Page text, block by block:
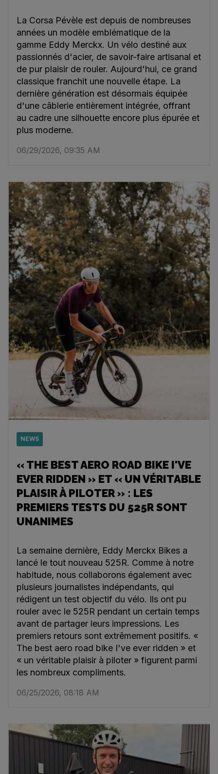
La Corsa Pévèle est depuis de nombreuses
années un modèle emblématique de la
gamme Eddy Merckx. Un vélo destiné aux
passionnés d'acier, de savoir-faire artisanal et
de pur plaisir de rouler. Aujourd'hui, ce grand
classique franchit une nouvelle étape. La
dernière génération est désormais équipée
d'une câblerie entièrement intégrée, offrant
au cadre une silhouette encore plus épurée et
plus moderne.
06/29/2026, 09:35 AM
NEWS
« THE BEST AERO ROAD BIKE I'VE
EVER RIDDEN » ET « UN VÉRITABLE
PLAISIR À PILOTER » : LES
PREMIERS TESTS DU 525R SONT
UNANIMES
La semaine dernière, Eddy Merckx Bikes a
lancé le tout nouveau 525R. Comme à notre
habitude, nous collaborons également avec
plusieurs journalistes indépendants, qui
rédigent un test objectif du vélo. Ils ont pu
rouler avec le 525R pendant un certain temps
avant de partager leurs impressions. Les
premiers retours sont extrêmement positifs. «
The best aero road bike I've ever ridden » et
« un véritable plaisir à piloter » figurent parmi
les nombreux compliments.
06/25/2026, 08:18 AM